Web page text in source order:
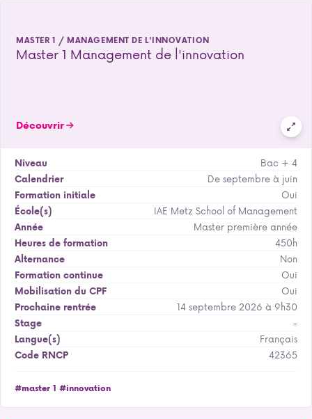
MASTER 1 / MANAGEMENT DE L'INNOVATION
Master 1 Management de l'innovation
Découvrir
Niveau
Bac + 4
Calendrier
De septembre à juin
Formation initiale
Oui
École(s)
IAE Metz School of Management
Année
Master première année
Heures de formation
450h
Alternance
Non
Formation continue
Oui
Mobilisation du CPF
Oui
Prochaine rentrée
14 septembre 2026 à 9h30
Stage
-
Langue(s)
Français
Code RNCP
42365
#master 1 #innovation